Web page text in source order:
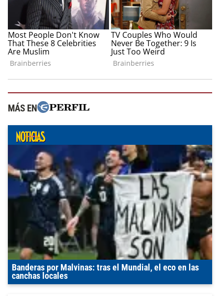
MÁS EN
Banderas por Malvinas: tras el Mundial, el eco en las
canchas locales